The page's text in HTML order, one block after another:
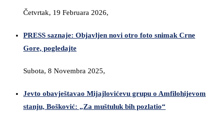
Četvrtak, 19 Februara 2026,
PRESS saznaje: Objavljen novi otro foto snimak Crne
Gore, pogledajte
Subota, 8 Novembra 2025,
Jevto obavještavao Mijajlovićevu grupu o Amfilohijevom
stanju, Bošković: „Za muštuluk bih pozlatio“